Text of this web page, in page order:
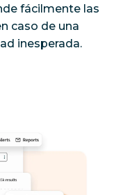
fácilmente las
caso de una
inesperada.